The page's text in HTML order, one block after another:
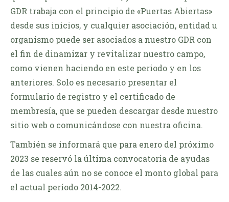
GDR trabaja con el principio de «Puertas Abiertas»
desde sus inicios, y cualquier asociación, entidad u
organismo puede ser asociados a nuestro GDR con
el fin de dinamizar y revitalizar nuestro campo,
como vienen haciendo en este periodo y en los
anteriores. Solo es necesario presentar el
formulario de registro y el certificado de
membresía, que se pueden descargar desde nuestro
sitio web o comunicándose con nuestra oficina.
También se informará que para enero del próximo
2023 se reservó la última convocatoria de ayudas
de las cuales aún no se conoce el monto global para
el actual período 2014-2022.